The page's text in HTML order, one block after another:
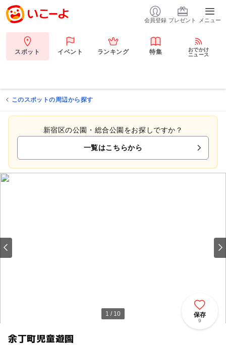
会員登録 プレゼント メニュー
スポット イベント ランキング 特集
おでかけ
ニュース
このスポットの周辺から探す
新宿区の公園・総合公園をお探しですか？
一覧はこちらから
1 / 10
余丁町児童遊園
保存
9